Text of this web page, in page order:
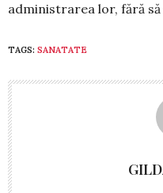
administrarea lor, fără
TAGS: SANATATE